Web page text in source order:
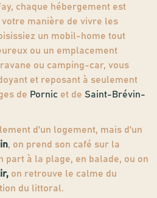
chaque hébergement est
manière de vivre les
un mobil-home tout
ou un emplacement
ou camping-car, vous
et reposant à seulement
de Pornic et de Saint-Brévin-
d'un logement, mais d'un
, on prend son café sur la
part à la plage, en balade, ou on
on retrouve le calme du
du littoral.